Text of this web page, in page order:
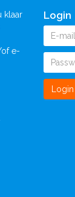
klaar
e-
Login
Login